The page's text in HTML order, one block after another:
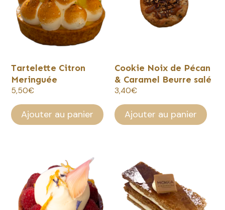
Tartelette Citron
Meringuée
5,50€
Ajouter au panier
Cookie Noix de Pécan
& Caramel Beurre salé
3,40€
Ajouter au panier